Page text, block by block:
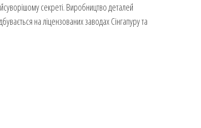
секреті. Виробництво деталей
на ліцензованих заводах Сінгапуру та